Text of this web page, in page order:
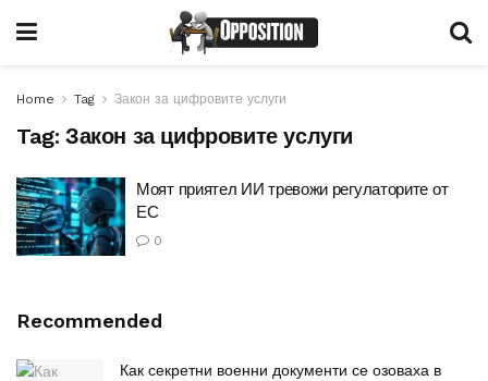
Home Tag Закон за цифровите услуги
Tag: Закон за цифровите услуги
Моят приятел ИИ тревожи регулаторите от
ЕС
0
Recommended
Как секретни военни документи се озоваха в